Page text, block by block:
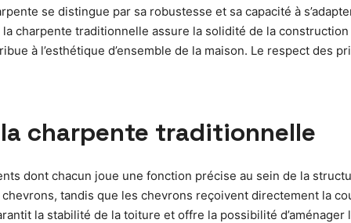
se distingue par sa robustesse et sa capacité à
charpente traditionnelle assure la solidité de la
à l’esthétique d’ensemble de la maison. Le respect des
charpente traditionnelle
dont chacun joue une fonction précise au sein de la
tandis que les chevrons reçoivent directement la
la stabilité de la toiture et offre la possibilité